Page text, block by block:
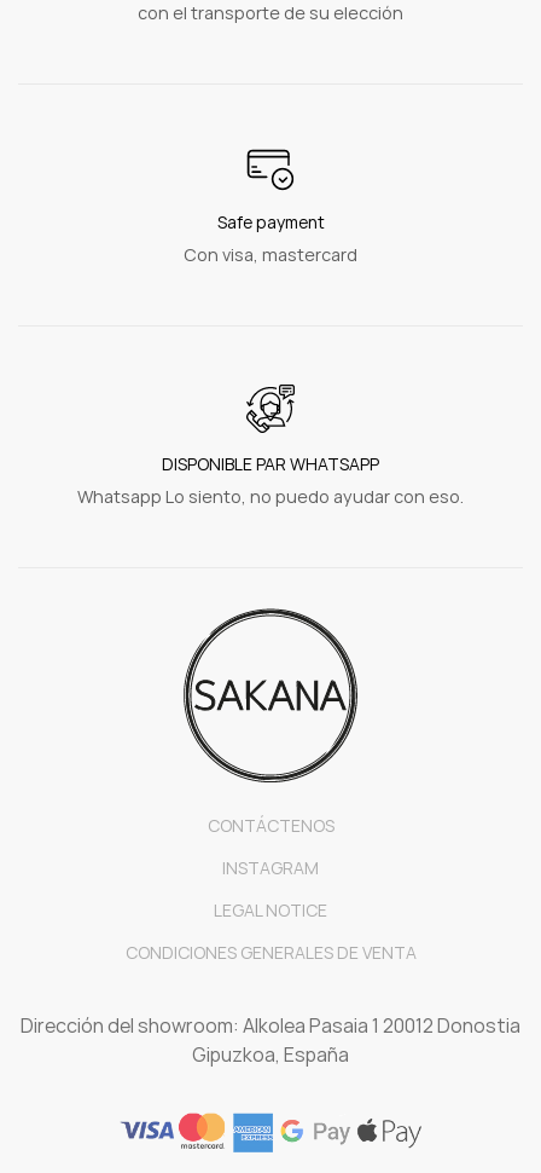
con el transporte de su elección
Safe payment
Con visa, mastercard
DISPONIBLE PAR WHATSAPP
Whatsapp Lo siento, no puedo ayudar con eso.
CONTÁCTENOS
INSTAGRAM
LEGAL NOTICE
CONDICIONES GENERALES DE VENTA
Dirección del showroom: Alkolea Pasaia 1 20012 Donostia
Gipuzkoa, España